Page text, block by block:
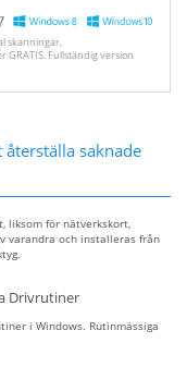
skanningar,
GRATIS. Fullständig version
saknade
liksom för nätverkskort,
varandra och installeras från
Drivrutiner
i Windows. Rutinmässiga